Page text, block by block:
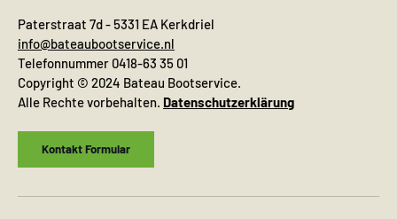
Paterstraat 7d - 5331 EA Kerkdriel
info@bateaubootservice.nl
Telefonnummer 0418-63 35 01
Copyright © 2024 Bateau Bootservice.
Alle Rechte vorbehalten. Datenschutzerklärung
Kontakt Formular